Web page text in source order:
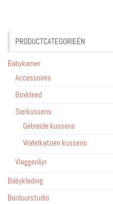
PRODUCTCATEGORIEËN
Babykamer
Accessoires
Boxkleed
Sierkussens
Gebreide kussens
Wafelkatoen kussens
Vlaggenlijn
Babykleding
Borduurstudio